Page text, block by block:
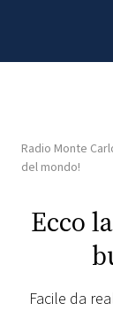
HOME
RADIO
Radio Monte
del mondo!
Ecco
Facile da